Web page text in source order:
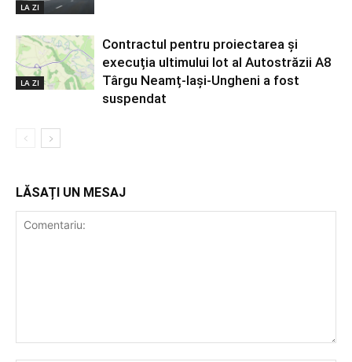
LA ZI
LA ZI
Contractul pentru proiectarea și
execuția ultimului lot al Autostrăzii A8
Târgu Neamț-Iași-Ungheni a fost
suspendat
LĂSAȚI UN MESAJ